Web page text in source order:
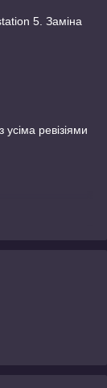
5. Заміна
ревізіями